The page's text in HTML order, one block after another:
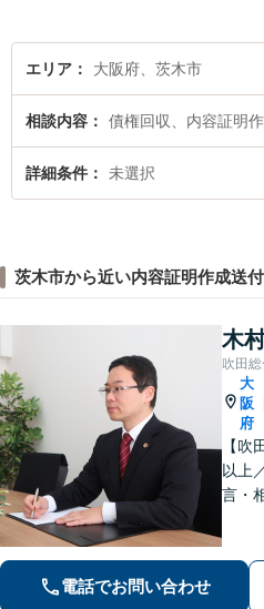
エリア 大阪府、茨木市
相談内容 債権回収、内容証明
詳細条件 未選択
茨木市から近い内容証明作成送
木
吹田
大
阪
府
【
以上
言・
くだ
モッ
電話でお問い合わせ